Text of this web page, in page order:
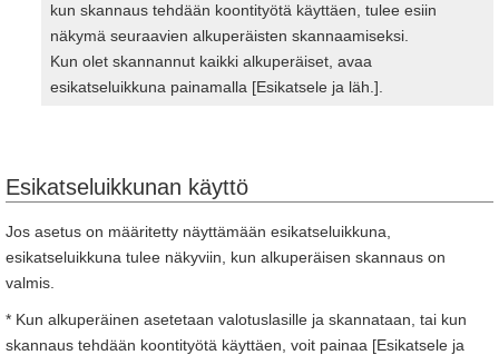
kun skannaus tehdään koontityötä käyttäen, tulee esiin
näkymä seuraavien alkuperäisten skannaamiseksi.
Kun olet skannannut kaikki alkuperäiset, avaa
esikatseluikkuna painamalla [Esikatsele ja läh.].
Esikatseluikkunan käyttö
Jos asetus on määritetty näyttämään esikatseluikkuna,
esikatseluikkuna tulee näkyviin, kun alkuperäisen skannaus on
valmis.
* Kun alkuperäinen asetetaan valotuslasille ja skannataan, tai kun
skannaus tehdään koontityötä käyttäen, voit painaa [Esikatsele ja